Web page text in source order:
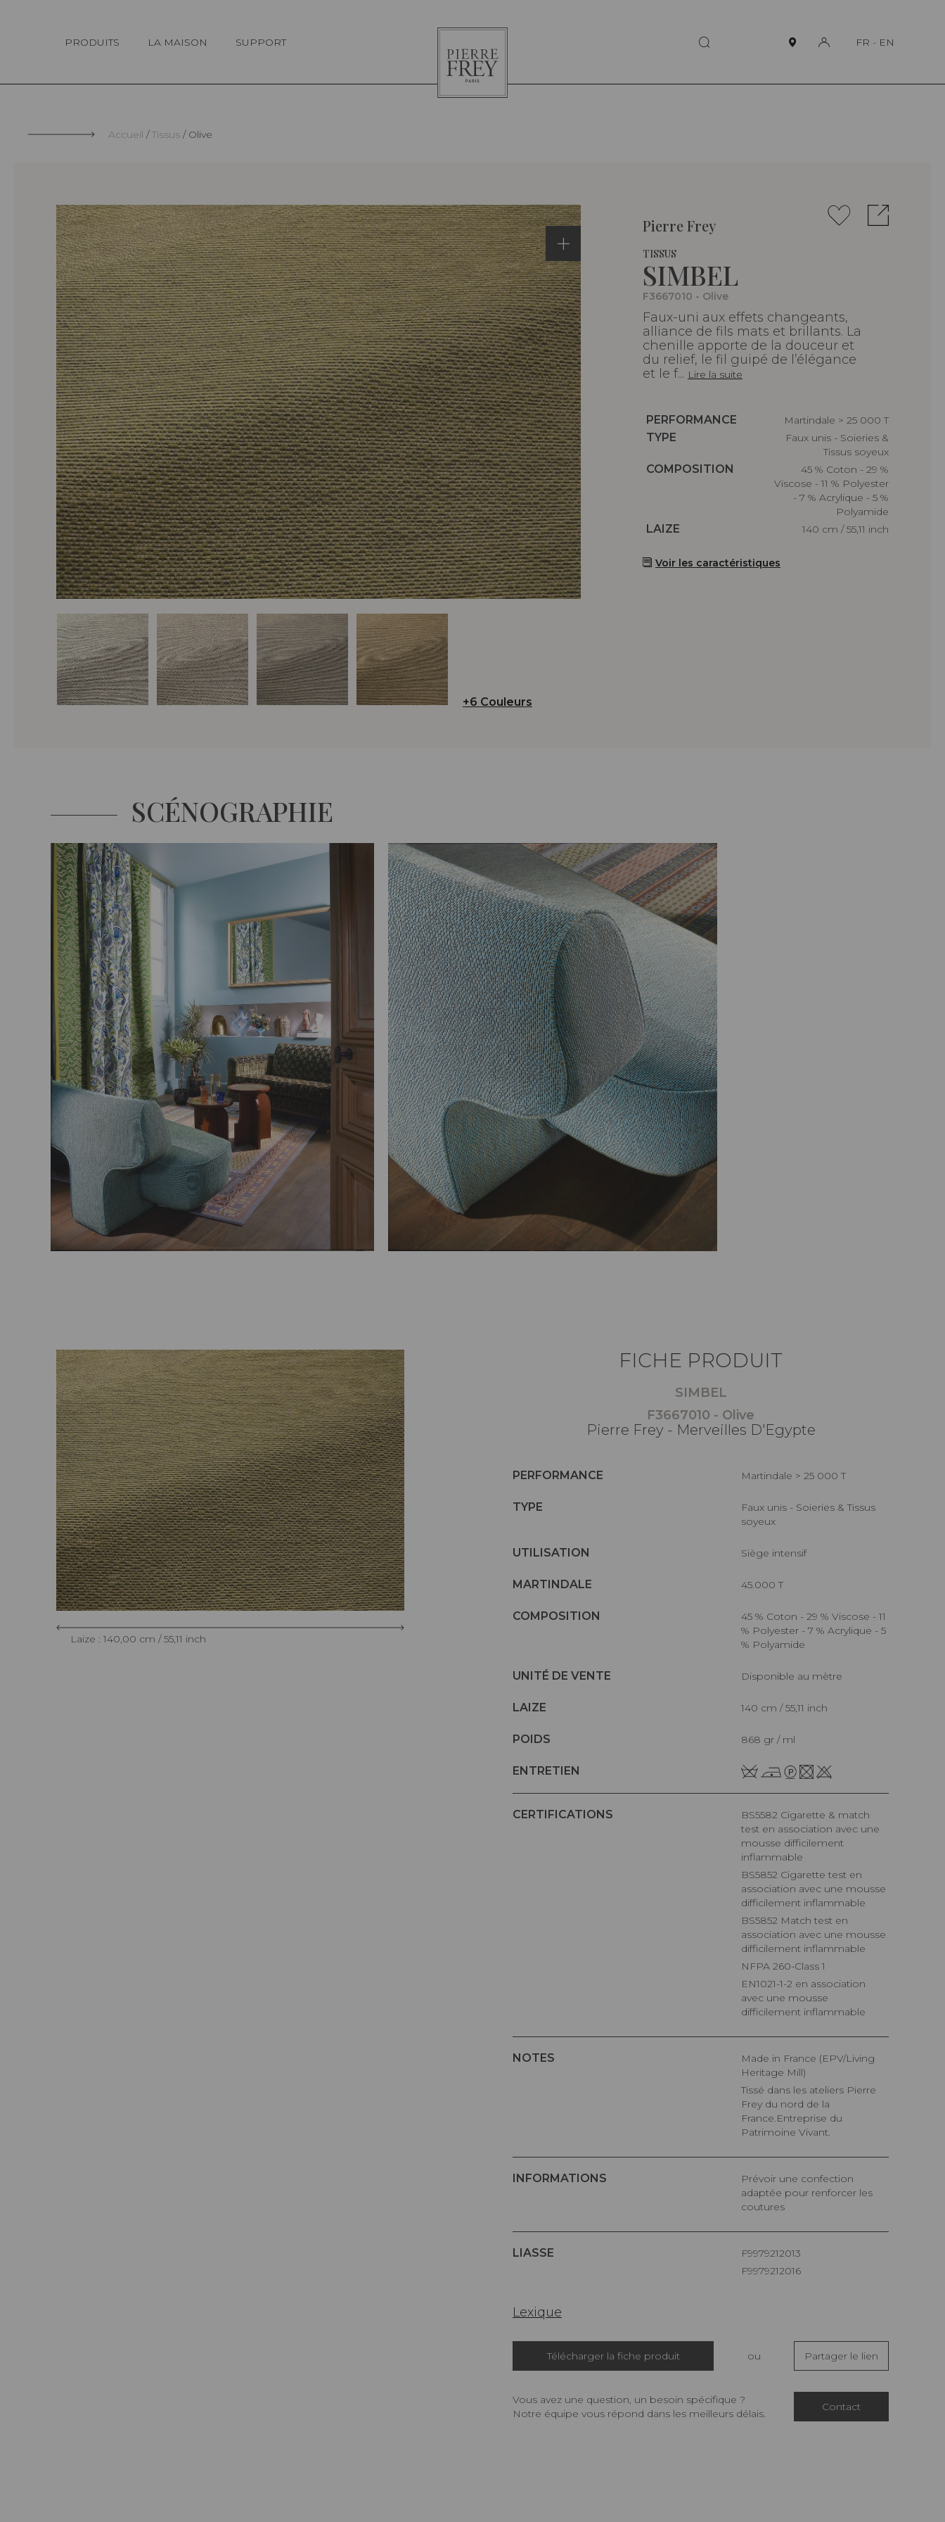
PRODUITS LA MAISON SUPPORT
Pierre
Frey
FR - EN
Accueil Tissus Olive
+6 Couleurs
Pierre Frey
TISSUS
SIMBEL
F3667010 - Olive
Faux-uni aux effets changeants,
alliance de fils mats et brillants. La
chenille apporte de la douceur et
du relief, le fil guipé de l’élégance
et le f... Lire la suite
Caractéristiques
PERFORMANCE
Martindale > 25 000 T
Caractéristiques
TYPE
Faux unis - Soieries &
Tissus soyeux
Caractéristiques
COMPOSITION
45 % Coton - 29 %
Viscose - 11 % Polyester
- 7 % Acrylique - 5 %
Polyamide
Caractéristiques
LAIZE 140 cm / 55,11 inch
Voir les caractéristiques
SCÉNOGRAPHIE
Laize : 140,00 cm / 55,11 inch
FICHE PRODUIT
SIMBEL
F3667010 - Olive
Pierre Frey - Merveilles D'Egypte
PERFORMANCE Martindale > 25 000 T
TYPE
Faux unis - Soieries & Tissus
soyeux
UTILISATION Siège intensif
MARTINDALE 45.000 T
COMPOSITION
45 % Coton - 29 % Viscose - 11
% Polyester - 7 % Acrylique - 5
% Polyamide
UNITÉ DE VENTE Disponible au mètre
LAIZE 140 cm / 55,11 inch
POIDS 868 gr / ml
ENTRETIEN
CERTIFICATIONS
BS5582 Cigarette & match
test en association avec une
mousse difficilement
inflammable
BS5852 Cigarette test en
association avec une mousse
difficilement inflammable
BS5852 Match test en
association avec une mousse
difficilement inflammable
NFPA 260-Class 1
EN1021-1-2 en association
avec une mousse
difficilement inflammable
NOTES
Made in France (EPV/Living
Heritage Mill)
Tissé dans les ateliers Pierre
Frey du nord de la
France.Entreprise du
Patrimoine Vivant.
INFORMATIONS
Prévoir une confection
adaptée pour renforcer les
coutures
LIASSE
F9979212013
F9979212016
Lexique
Télécharger la fiche produit ou Partager le lien
Vous avez une question, un besoin spécifique ?
Notre équipe vous répond dans les meilleurs délais.
Contact